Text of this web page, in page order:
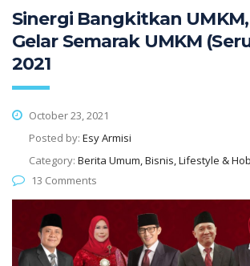
Sinergi Bangkitkan
Gelar Semarak UMKM
2021
October 23, 2021
Posted by: Esy Armisi
Category: Berita Umum, Bisnis, Lifestyle &
13 Comments